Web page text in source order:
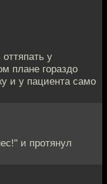
у
плане гораздо
и у пациента само
и протянул